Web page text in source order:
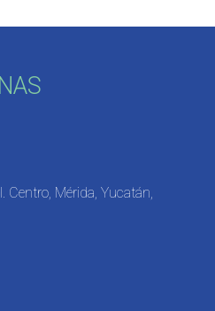
Mérida, Yucatán,